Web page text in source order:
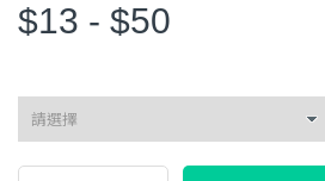
$13 - $50